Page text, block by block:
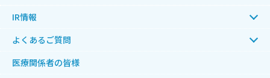
IR情報
よくあるご質問
医療関係者の皆様